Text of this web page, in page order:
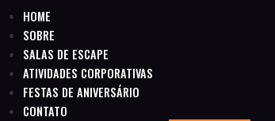
HOME
SOBRE
SALAS DE ESCAPE
ATIVIDADES CORPORATIVAS
FESTAS DE ANIVERSÁRIO
CONTATO